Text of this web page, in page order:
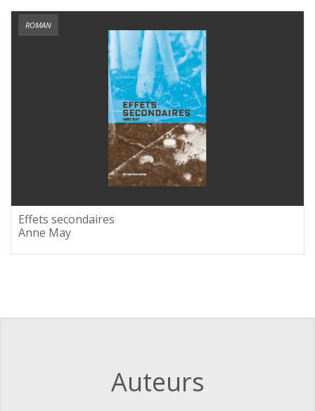
ROMAN
Effets secondaires
Anne May
Auteurs